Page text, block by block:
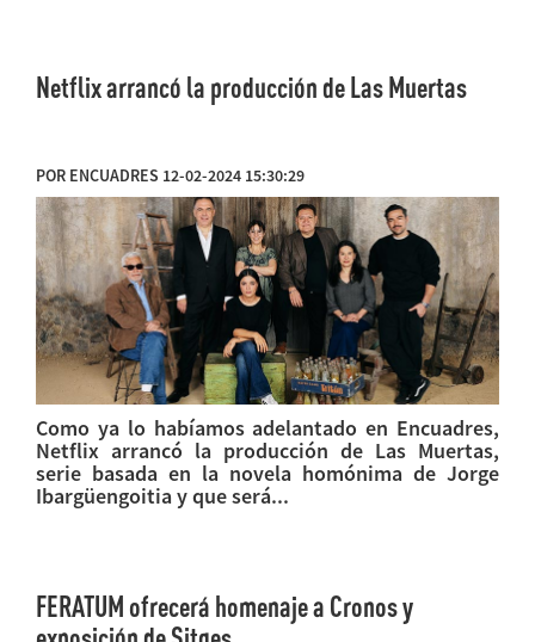
Netflix arrancó la producción de Las Muertas
POR ENCUADRES 12-02-2024 15:30:29
Como ya lo habíamos adelantado en Encuadres,
Netflix arrancó la producción de Las Muertas,
serie basada en la novela homónima de Jorge
Ibargüengoitia y que será...
FERATUM ofrecerá homenaje a Cronos y